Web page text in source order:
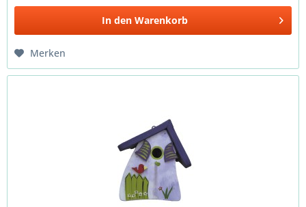
In den Warenkorb
Merken